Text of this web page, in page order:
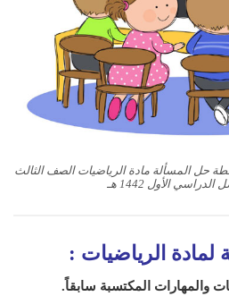
حل المسألة مادة الرياضيات الصف الثالث
الأول 1442 هـ
لمادة الرياضيات :
والمهارات المكتسبة سابقاً.